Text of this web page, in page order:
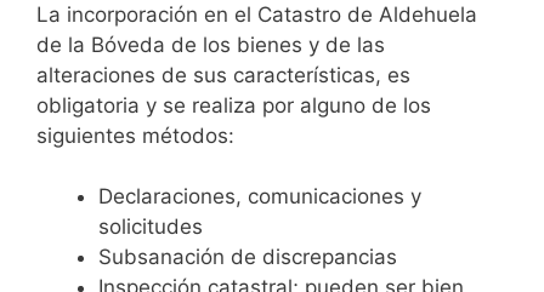
La incorporación en el Catastro de Aldehuela
de la Bóveda de los bienes y de las
alteraciones de sus características, es
obligatoria y se realiza por alguno de los
siguientes métodos:
Declaraciones, comunicaciones y
solicitudes
Subsanación de discrepancias